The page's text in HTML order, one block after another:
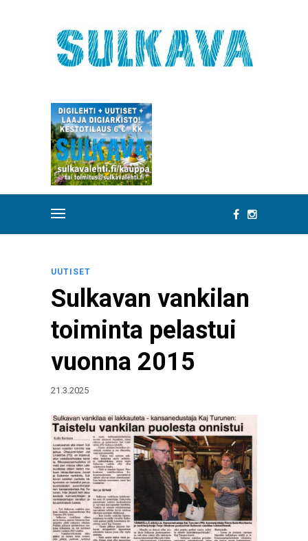
UUTISET
Sulkavan vankilan
toiminta pelastui
vuonna 2015
21.3.2025